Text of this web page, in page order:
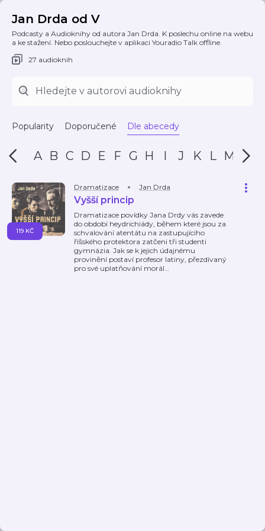
Jan Drda od V
Podcasty a Audioknihy od autora Jan Drda. K poslechu online na webu
a ke stažení. Nebo poslouchejte v aplikaci Youradio Talk offline.
27 audioknih
Popularity Doporučené Dle abecedy
A B C D E F G H I J K L M N
Dramatizace Jan Drda
Vyšší princip
Dramatizace povídky Jana Drdy vás zavede
do období heydrichiády, během které jsou za
schvalování atentátu na zastupujícího
říšského protektora zatčeni tři studenti
gymnázia. Jak se k jejich údajnému
provinění postaví profesor latiny, přezdívaný
pro své uplatňování morál…
119 KČ